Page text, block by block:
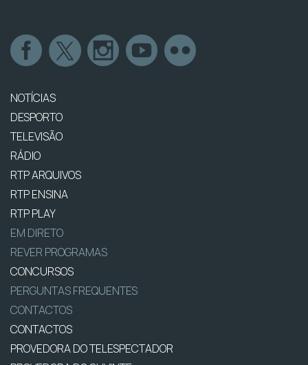
NOTÍCIAS
DESPORTO
TELEVISÃO
RÁDIO
RTP ARQUIVOS
RTP ENSINA
RTP PLAY
EM DIRETO
REVER PROGRAMAS
CONCURSOS
PERGUNTAS FREQUENTES
CONTACTOS
CONTACTOS
PROVEDORA DO TELESPECTADOR